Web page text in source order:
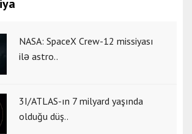
NASA: SpaceX Crew-12 missiyası
ilə astro..
3I/ATLAS-ın 7 milyard yaşında
olduğu düş..